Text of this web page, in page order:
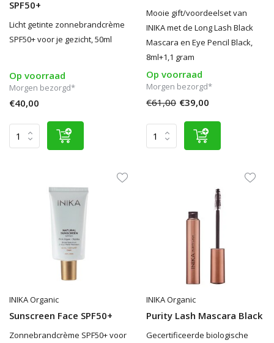
SPF50+
Licht getinte zonnebrandcrème
SPF50+ voor je gezicht, 50ml
Op voorraad
Morgen bezorgd*
€40,00
Mooie gift/voordeelset van
INIKA met de Long Lash Black
Mascara en Eye Pencil Black,
8ml+1,1 gram
Op voorraad
Morgen bezorgd*
€61,00 €39,00
INIKA Organic
Sunscreen Face SPF50+
Zonnebrandcrème SPF50+ voor
INIKA Organic
Purity Lash Mascara Black
Gecertificeerde biologische